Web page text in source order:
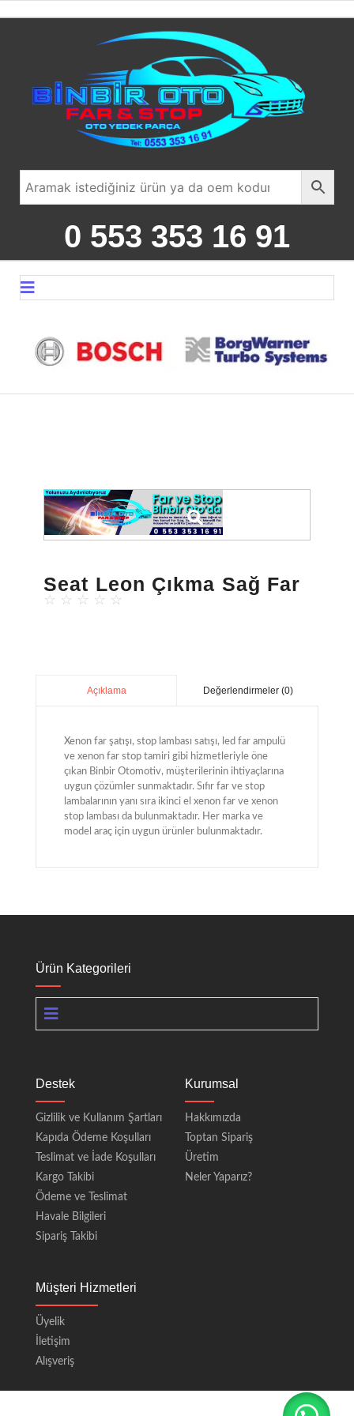
0 553 353 16 91
Seat Leon Çıkma Sağ Far
☆ ☆ ☆ ☆ ☆
Açıklama Değerlendirmeler (0)
Xenon far şatışı, stop lambası satışı, led far ampulü
ve xenon far stop tamiri gibi hizmetleriyle öne
çıkan Binbir Otomotiv, müşterilerinin ihtiyaçlarına
uygun çözümler sunmaktadır. Sıfır far ve stop
lambalarının yanı sıra ikinci el xenon far ve xenon
stop lambası da bulunmaktadır. Her marka ve
model araç için uygun ürünler bulunmaktadır.
Ürün Kategorileri
Destek
Gizlilik ve Kullanım Şartları
Kapıda Ödeme Koşulları
Teslimat ve İade Koşulları
Kargo Takibi
Ödeme ve Teslimat
Havale Bilgileri
Sipariş Takibi
Kurumsal
Hakkımızda
Toptan Sipariş
Üretim
Neler Yaparız?
Müşteri Hizmetleri
Üyelik
İletişim
Alışveriş